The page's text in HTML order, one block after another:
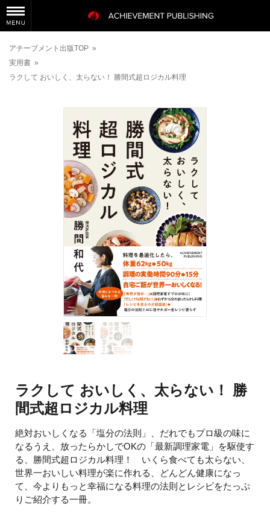
アチーブメント出版TOP »
実用書 »
ラクして おいしく、太らない！ 勝間式超ロジカル料理
ラクして おいしく、太らない！ 勝
間式超ロジカル料理
絶対おいしくなる「塩分の法則」、だれでもプロ級の味に
なるうえ、放ったらかしでOKの「最新調理家電」を駆使す
る、勝間式超ロジカル料理！ いくら食べても太らない、
世界一おいしい料理が楽に作れる、どんどん健康になっ
て、今よりもっと幸福になる料理の法則とレシピをたっぷ
りご紹介する一冊。